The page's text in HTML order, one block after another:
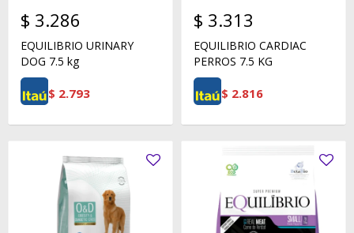
$ 3.286
EQUILIBRIO URINARY
DOG 7.5 kg
$ 2.793
$ 3.313
EQUILIBRIO CARDIAC
PERROS 7.5 KG
$ 2.816